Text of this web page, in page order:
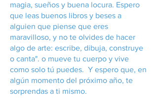
magia, sueños y buena locura. Espero
que leas buenos libros y beses a
alguien que piense que eres
maravilloso, y no te olvides de hacer
algo de arte: escribe, dibuja, construye
o canta". o mueve tu cuerpo y vive
como solo tú puedes. Y espero que, en
algún momento del próximo año, te
sorprendas a ti mismo.